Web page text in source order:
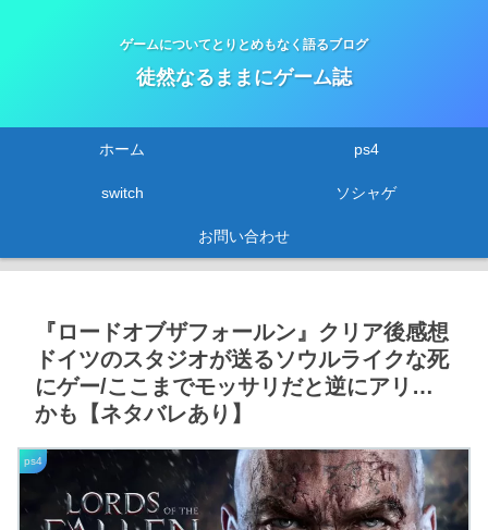
ゲームについてとりとめもなく語るブログ
徒然なるままにゲーム誌
ホーム ps4
switch ソシャゲ
お問い合わせ
『ロードオブザフォールン』クリア後感想
ドイツのスタジオが送るソウルライクな死
にゲー/ここまでモッサリだと逆にアリ…
かも【ネタバレあり】
ps4